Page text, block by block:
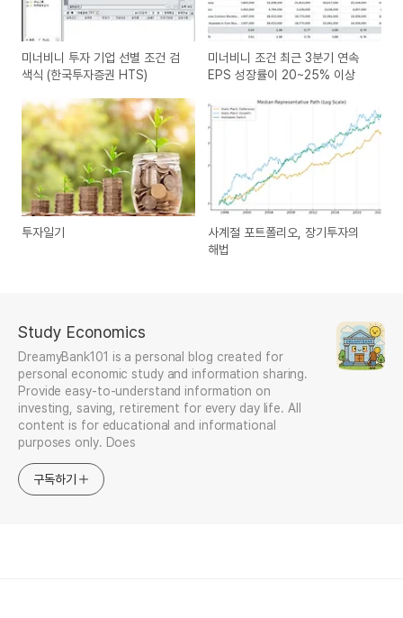
미너비니 투자 기업 선별 조건 검
색식 (한국투자증권 HTS)
미너비니 조건 최근 3분기 연속
EPS 성장률이 20~25% 이상
투자일기
사계절 포트폴리오, 장기투자의
해법
Study Economics
DreamyBank101 is a personal blog created for
personal economic study and information sharing.
Provide easy-to-understand information on
investing, saving, retirement for every day life. All
content is for educational and informational
purposes only. Does
구독하기